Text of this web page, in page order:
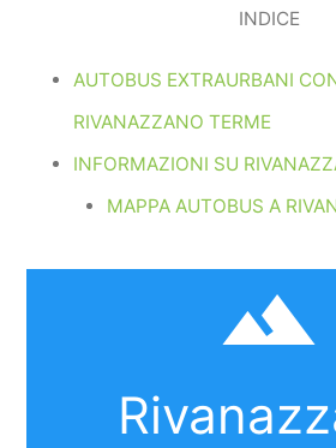
INDICE
AUTOBUS EXTRAURBANI
RIVANAZZANO TERME
INFORMAZIONI SU
MAPPA AUTOBUS A
filter_hdr